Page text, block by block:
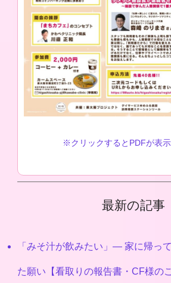
※クリックするとPDFが表
最新の記事
「みそ汁が飲みたい」― 家に帰っ
た願い【看取りの報告書・CF様のこ